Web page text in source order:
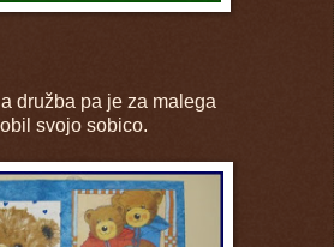
družba pa je za malega
svojo sobico.